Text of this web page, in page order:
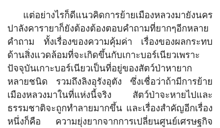
แต่อย่างไรก็ดีแนวคิดการย้ายเมืองหลวงมายังนคร
ปาลังคารายาก็ยังต้องต้องตอบคำถามที่ยากๆอีกหลาย
คำถาม ทั้งเรื่องของความคุ้มค่า เรื่องของผลกระทบ
ด้านสิ่งแวดล้อมที่จะเกิดขึ้นกับเกาะบอร์เนียวเพราะ
ปัจจุบันเกาะบอร์เนียวเป็นที่อยู่ของสัตว์ป่าหายาก
หลายชนิด รวมถึงลิงอุรังอุตัง ซึ่งเชื่อว่าถ้ามีการย้าย
เมืองหลวงมาในที่แห่งนี้จริง สัตว์ป่าจะหายไปและ
ธรรมชาติจะถูกทำลายมากขึ้น และเรื่องสำคัญอีกเรื่อง
หนึ่งก็คือ ความยุ่งยากจากการเปลี่ยนศูนย์เศรษฐกิจ